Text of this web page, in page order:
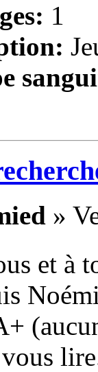
1
»
et à